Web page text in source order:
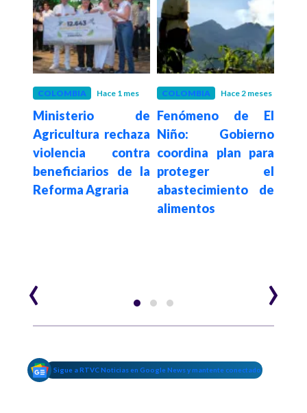
COLOMBIA Hace 1 mes
Ministerio de
Agricultura rechaza
violencia contra
beneficiarios de la
Reforma Agraria
COLOMBIA Hace 2 meses
Fenómeno de El
Niño: Gobierno
coordina plan para
proteger el
abastecimiento de
alimentos
‹ ›
Sigue a RTVC Noticias en Google News y mantente conectado